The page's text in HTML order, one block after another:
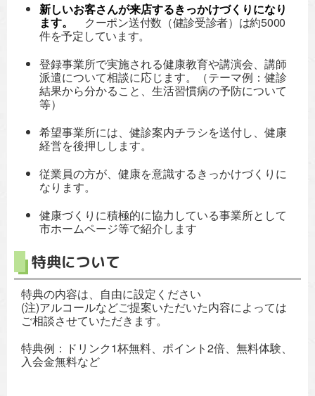
新しいお客さんが来店するきっかけづくりになり
ます。 クーポン送付数（健診受診者）は約5000
件を予定しています。
登録事業所で実施される健康教育や講演会、講師
派遣について相談に応じます。（テーマ例：健診
結果から分かること、生活習慣病の予防について
等）
希望事業所には、健診案内チラシを送付し、健康
経営を後押しします。
従業員の方が、健康を意識するきっかけづくりに
なります。
健康づくりに積極的に協力している事業所として
市ホームページ等で紹介します
特典について
特典の内容は、自由に設定ください
(注)アルコールなどご提案いただいた内容によっては
ご相談させていただきます。
特典例：ドリンク1杯無料、ポイント2倍、無料体験、
入会金無料など